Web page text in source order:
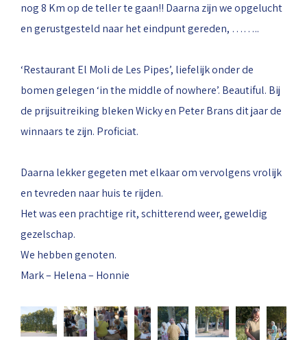
nog 8 Km op de teller te gaan!! Daarna zijn we opgelucht
en gerustgesteld naar het eindpunt gereden, ……..
‘Restaurant El Moli de Les Pipes’, liefelijk onder de
bomen gelegen ‘in the middle of nowhere’. Beautiful. Bij
de prijsuitreiking bleken Wicky en Peter Brans dit jaar de
winnaars te zijn. Proficiat.
Daarna lekker gegeten met elkaar om vervolgens vrolijk
en tevreden naar huis te rijden.
Het was een prachtige rit, schitterend weer, geweldig
gezelschap.
We hebben genoten.
Mark – Helena – Honnie